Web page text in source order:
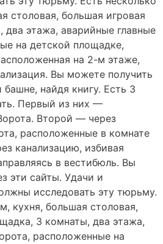
столовая, большая игровая
этажа, аварийные главные
на детской площадке,
на 2-м этаже,
Вы можете получить
найдя книгу. Есть 3
Первый из них —
Второй — через
расположенные в комнате
канализацию, избивая
в вестибюль. Вы
эти сайты. Удачи и
исследовать эту тюрьму.
кухня, большая столовая,
3 комнаты, два этажа,
расположенные на